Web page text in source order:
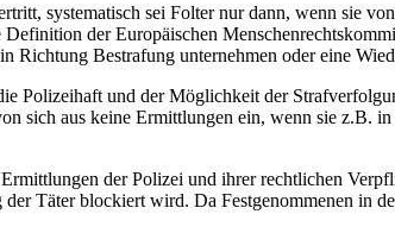
systematisch sei Folter nur dann, wenn sie
der Europäischen
Richtung Bestrafung unternehmen oder eine
Polizeihaft und der Möglichkeit der
sich aus keine Ermittlungen ein, wenn sie z.B.
der Polizei und ihrer rechtlichen
Täter blockiert wird. Da Festgenommenen in